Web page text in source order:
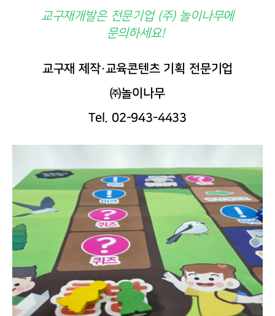
교구재개발은 전문기업 (주) 놀이나무에
문의하세요!
교구재 제작·교육콘텐츠 기획 전문기업
㈜놀이나무
Tel. 02-943-4433